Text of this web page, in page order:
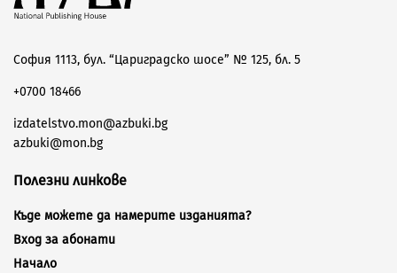
София 1113, бул. “Цариградско шосе” № 125, бл. 5
+0700 18466
izdatelstvo.mon@azbuki.bg
azbuki@mon.bg
Полезни линкове
Къде можете да намерите изданията?
Вход за абонати
Начало